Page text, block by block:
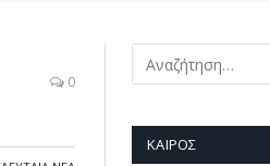
0
ΚΑΙΡΌΣ